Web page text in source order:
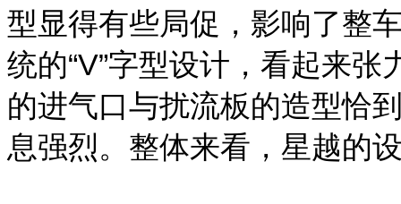
型显得有些局促，影响了整
统的“V”字型设计，看起来
的进气口与扰流板的造型恰
息强烈。整体来看，星越的